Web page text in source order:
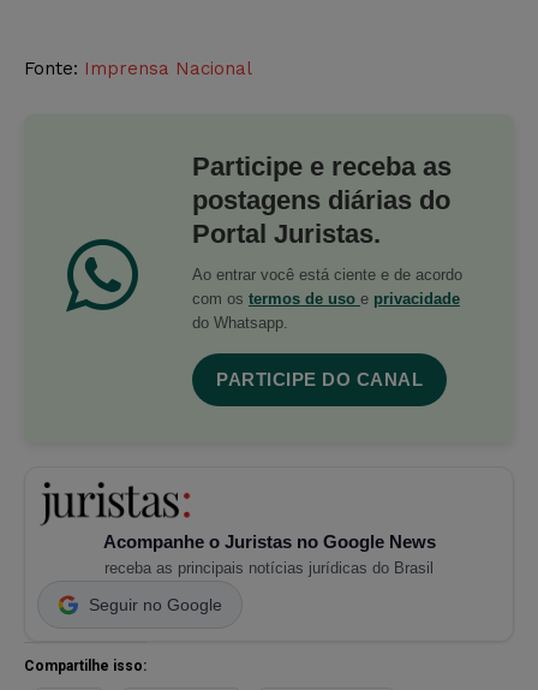
Fonte: Imprensa Nacional
Participe e receba as
postagens diárias do
Portal Juristas.
Ao entrar você está ciente e de acordo
com os termos de uso e privacidade
do Whatsapp.
PARTICIPE DO CANAL
Acompanhe o Juristas no Google News
receba as principais notícias jurídicas do Brasil
Seguir no Google
Compartilhe isso: